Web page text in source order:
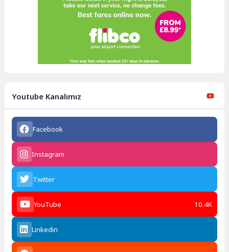
Youtube Kanalımız
Facebook
Instagram
Twitter
YouTube 10.4K
Linkedin